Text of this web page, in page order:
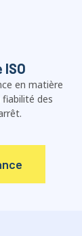
en matière
des